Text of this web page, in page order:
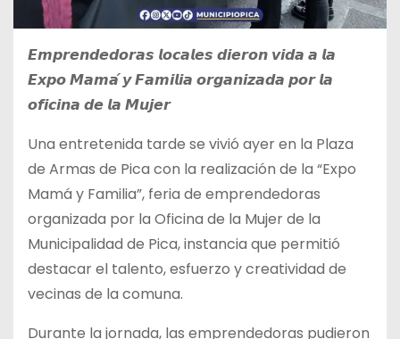
𝙀𝙢𝙥𝙧𝙚𝙣𝙙𝙚𝙙𝙤𝙧𝙖𝙨 𝙡𝙤𝙘𝙖𝙡𝙚𝙨 𝙙𝙞𝙚𝙧𝙤𝙣 𝙫𝙞𝙙𝙖 𝙖 𝙡𝙖
𝙀𝙭𝙥𝙤 𝙈𝙖𝙢𝙖́ 𝙮 𝙁𝙖𝙢𝙞𝙡𝙞𝙖 𝙤𝙧𝙜𝙖𝙣𝙞𝙯𝙖𝙙𝙖 𝙥𝙤𝙧 𝙡𝙖
𝙤𝙛𝙞𝙘𝙞𝙣𝙖 𝙙𝙚 𝙡𝙖 𝙈𝙪𝙟𝙚𝙧
Una entretenida tarde se vivió ayer en la Plaza
de Armas de Pica con la realización de la “Expo
Mamá y Familia”, feria de emprendedoras
organizada por la Oficina de la Mujer de la
Municipalidad de Pica, instancia que permitió
destacar el talento, esfuerzo y creatividad de
vecinas de la comuna.
Durante la jornada, las emprendedoras pudieron